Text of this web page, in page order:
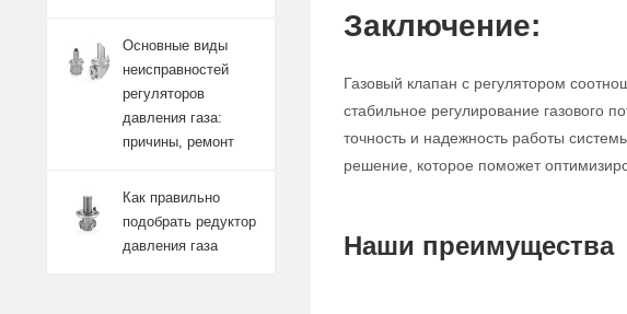
Заключение:
Газовый клапан с регулятором
стабильное регулирование газового
точность и надежность работы
решение, которое поможет
Наши преимущества
Основные виды
неисправностей
регуляторов
давления газа:
причины, ремонт
Как правильно
подобрать редуктор
давления газа